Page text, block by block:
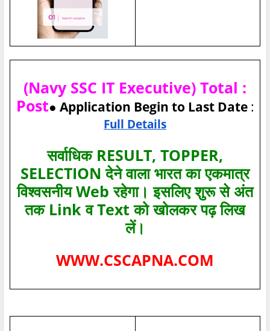
(Navy SSC IT Executive) Total :
Post● Application Begin to Last Date:
Full Details
सर्वाधिक RESULT, TOPPER,
SELECTION देने वाला भारत का एकमात्र
विश्‍वसनीय Web रहेगा। इसलिए शुरू से अंत
तक Link व Text को खोलकर पढ़ लिख
लें।
WWW.CSCAPNA.COM